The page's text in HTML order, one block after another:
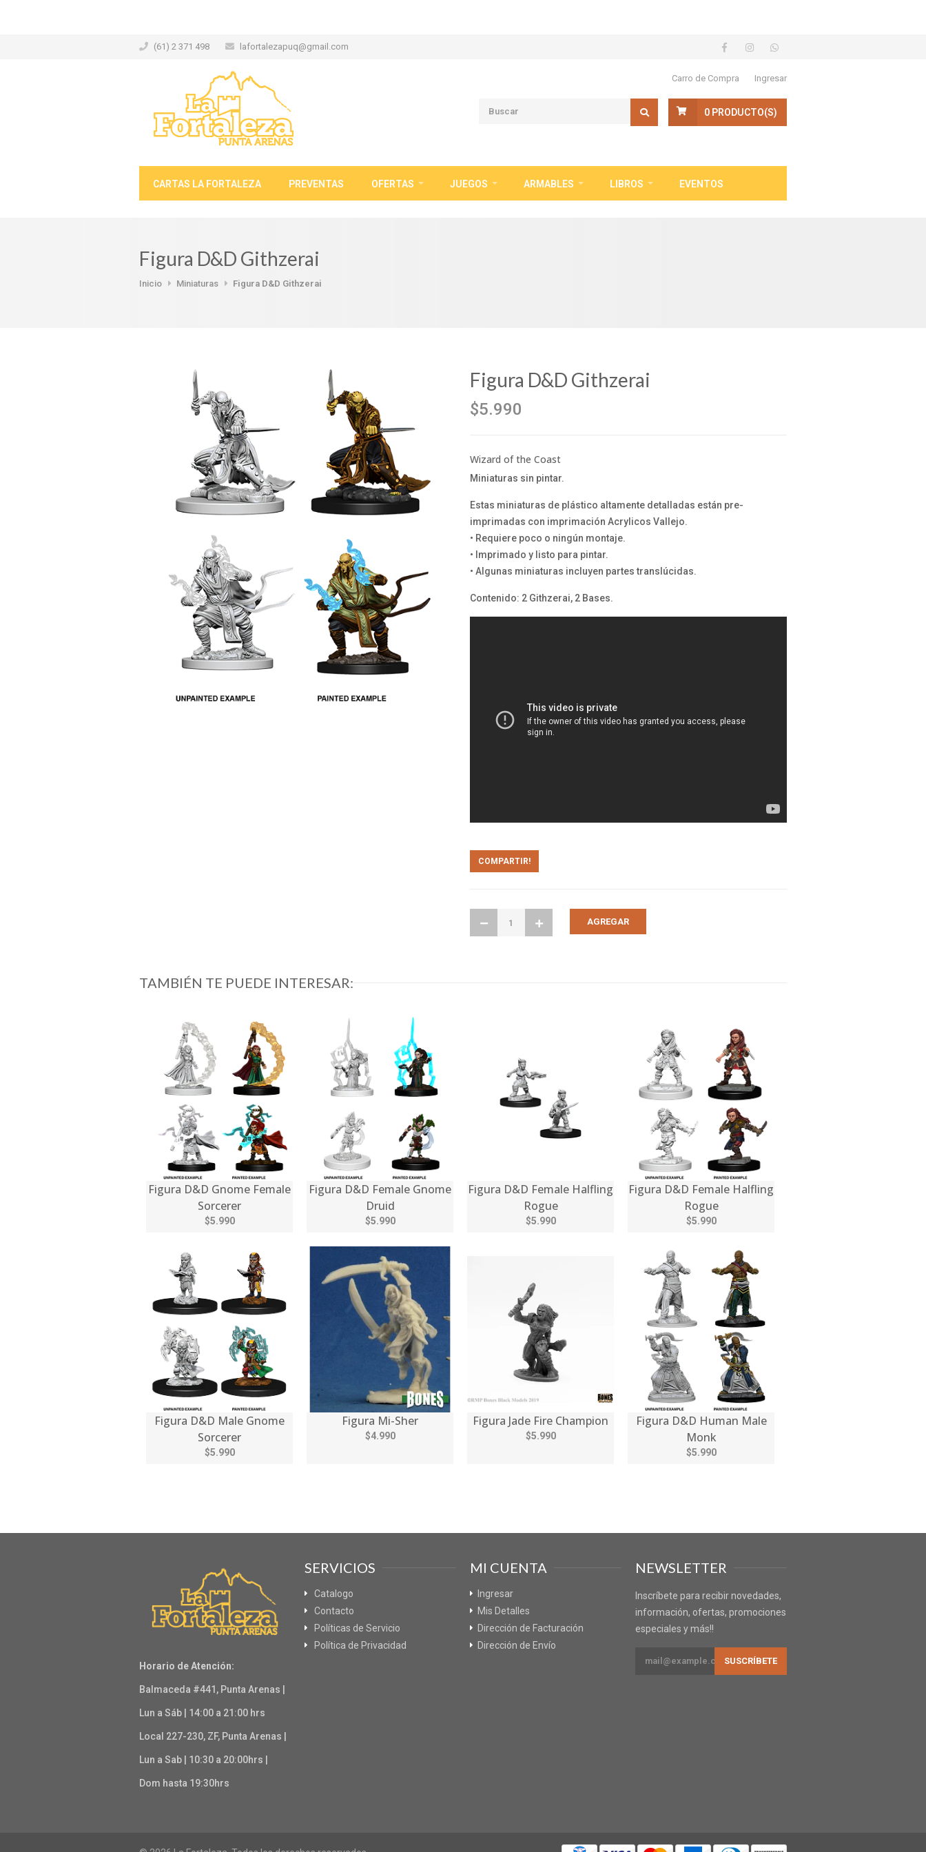
(61) 2 371 498 lafortalezapuq@gmail.com
Carro de Compra Ingresar
0 PRODUCTO(S)
CARTAS LA FORTALEZA PREVENTAS OFERTAS JUEGOS ARMABLES LIBROS EVENTOS
Figura D&D Githzerai
Inicio Miniaturas Figura D&D Githzerai
Figura D&D Githzerai
$5.990
Wizard of the Coast
Miniaturas sin pintar.
Estas miniaturas de plástico altamente detalladas están pre-
imprimadas con imprimación Acrylicos Vallejo.
• Requiere poco o ningún montaje.
• Imprimado y listo para pintar.
• Algunas miniaturas incluyen partes translúcidas.
Contenido: 2 Githzerai, 2 Bases.
COMPARTIR!
TAMBIÉN TE PUEDE INTERESAR:
Figura D&D Gnome Female
Sorcerer
$5.990
Figura D&D Female Gnome
Druid
$5.990
Figura D&D Female Halfling
Rogue
$5.990
Figura D&D Female Halfling
Rogue
$5.990
Figura D&D Male Gnome
Sorcerer
$5.990
Figura Mi-Sher
$4.990
Figura Jade Fire Champion
$5.990
Figura D&D Human Male
Monk
$5.990
Horario de Atención:
Balmaceda #441, Punta Arenas |
Lun a Sáb | 14:00 a 21:00 hrs
Local 227-230, ZF, Punta Arenas |
Lun a Sab | 10:30 a 20:00hrs |
Dom hasta 19:30hrs
SERVICIOS
Catalogo
Contacto
Políticas de Servicio
Política de Privacidad
MI CUENTA
Ingresar
Mis Detalles
Dirección de Facturación
Dirección de Envío
NEWSLETTER
Inscríbete para recibir novedades,
información, ofertas, promociones
especiales y más!!